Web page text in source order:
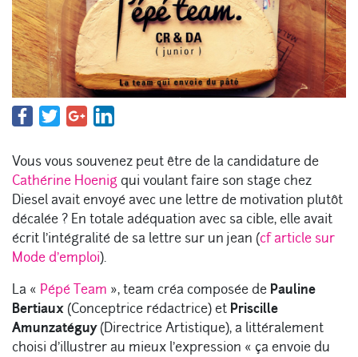
Vous vous souvenez peut être de la candidature de
Cathérine Hoenig qui voulant faire son stage chez
Diesel avait envoyé avec une lettre de motivation plutôt
décalée ? En totale adéquation avec sa cible, elle avait
écrit l’intégralité de sa lettre sur un jean (cf article sur
Mode d’emploi).
La « Pépé Team », team créa composée de Pauline
Bertiaux (Conceptrice rédactrice) et Priscille
Amunzatéguy(Directrice Artistique), a littéralement
choisi d’illustrer au mieux l’expression « ça envoie du